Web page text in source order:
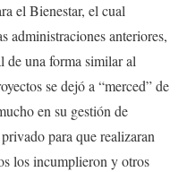
el Bienestar, el cual
administraciones anteriores,
de una forma similar al
se dejó a “merced” de
en su gestión de
para que realizaran
los incumplieron y otros